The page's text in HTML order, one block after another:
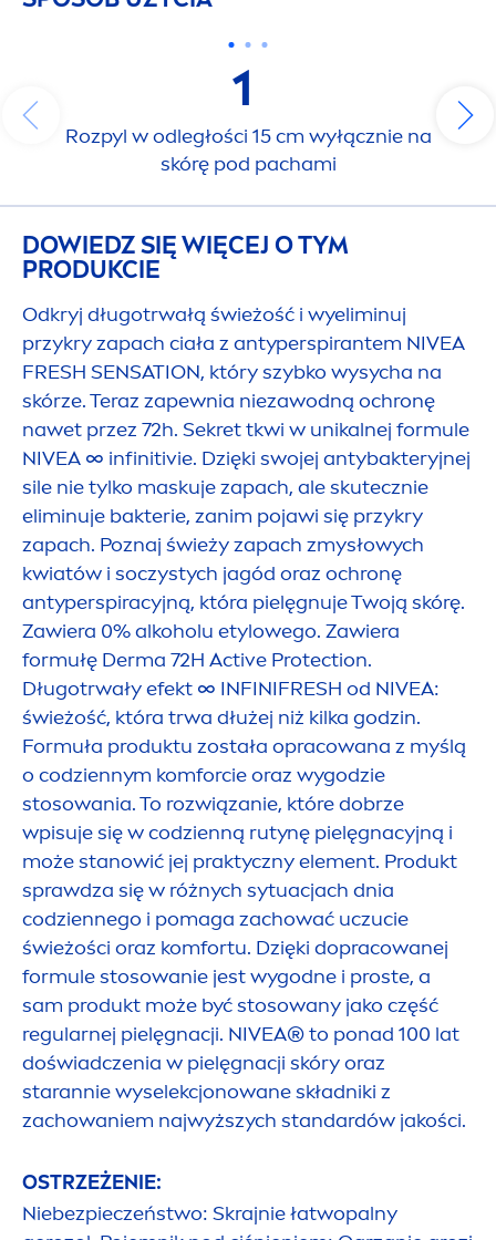
1
Rozpyl w odległości 15 cm wyłącznie na
skórę pod pachami
DOWIEDZ SIĘ WIĘCEJ O TYM
PRODUKCIE
Odkryj długotrwałą świeżość i wyeliminuj
przykry zapach ciała z antyperspirantem NIVEA
FRESH SENSATION, który szybko wysycha na
skórze. Teraz zapewnia niezawodną ochronę
nawet przez 72h. Sekret tkwi w unikalnej formule
NIVEA ∞ infinitivie. Dzięki swojej antybakteryjnej
sile nie tylko maskuje zapach, ale skutecznie
eliminuje bakterie, zanim pojawi się przykry
zapach. Poznaj świeży zapach zmysłowych
kwiatów i soczystych jagód oraz ochronę
antyperspiracyjną, która pielęgnuje Twoją skórę.
Zawiera 0% alkoholu etylowego. Zawiera
formułę Derma 72H Active Protection.
Długotrwały efekt ∞ INFINIFRESH od NIVEA:
świeżość, która trwa dłużej niż kilka godzin.
Formuła produktu została opracowana z myślą
o codziennym komforcie oraz wygodzie
stosowania. To rozwiązanie, które dobrze
wpisuje się w codzienną rutynę pielęgnacyjną i
może stanowić jej praktyczny element. Produkt
sprawdza się w różnych sytuacjach dnia
codziennego i pomaga zachować uczucie
świeżości oraz komfortu. Dzięki dopracowanej
formule stosowanie jest wygodne i proste, a
sam produkt może być stosowany jako część
regularnej pielęgnacji. NIVEA® to ponad 100 lat
doświadczenia w pielęgnacji skóry oraz
starannie wyselekcjonowane składniki z
zachowaniem najwyższych standardów jakości.
OSTRZEŻENIE:
Niebezpieczeństwo: Skrajnie łatwopalny